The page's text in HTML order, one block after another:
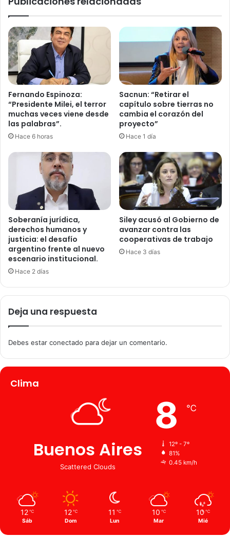
Fernando Espinoza:
“Presidente Milei, el terror
muchas veces viene desde
las palabras”.
Hace 6 horas
Sacnun: “Retirar el
capítulo sobre tierras no
cambia el corazón del
proyecto”
Hace 1 día
Soberanía jurídica,
derechos humanos y
justicia: el desafío
argentino frente al nuevo
escenario institucional.
Hace 2 días
Siley acusó al Gobierno de
avanzar contra las
cooperativas de trabajo
Hace 3 días
Deja una respuesta
Debes estar conectado para dejar un comentario.
Clima
Buenos Aires
Scattered Clouds
8 ℃
12º - 7º
81%
0.45 km/h
12 ℃
Sáb
12 ℃
Dom
11 ℃
Lun
10 ℃
Mar
10 ℃
Mié